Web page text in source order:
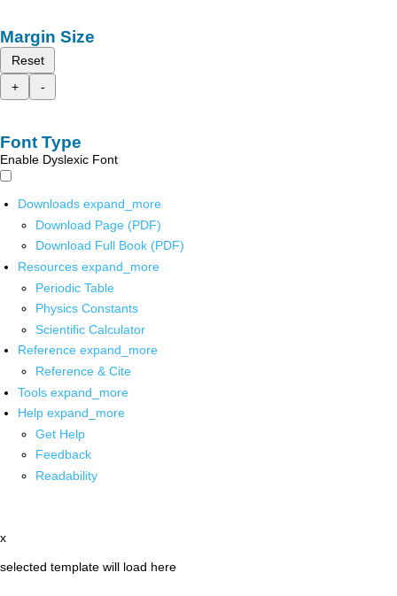
Margin Size
Reset
+
-
Font Type
Enable Dyslexic Font
Downloads expand_more
Download Page (PDF)
Download Full Book (PDF)
Resources expand_more
Periodic Table
Physics Constants
Scientific Calculator
Reference expand_more
Reference & Cite
Tools expand_more
Help expand_more
Get Help
Feedback
Readability
x
selected template will load here